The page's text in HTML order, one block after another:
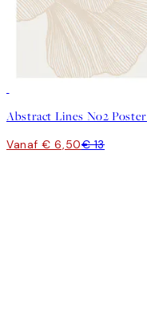
Abstract Lines No2 Poster
Vanaf € 6,50€ 13